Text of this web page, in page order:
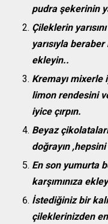
pudra şekerinin
Çileklerin
yarısıyla
ekleyin..
Kremayı mixerle
limon rendesini
iyice çırpın.
Beyaz
doğrayın
En son yumurta
karşımınıza
İstediğiniz bir
çileklerinizden